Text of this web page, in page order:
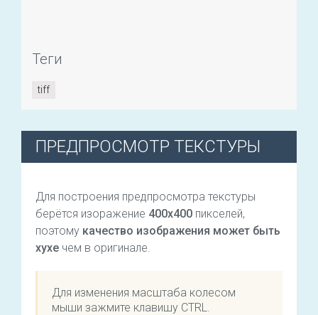
Теги
tiff
ПРЕДПРОСМОТР ТЕКСТУРЫ
Для построения предпросмотра текстуры
берётся изоражение 400х400 пикселей,
поэтому качество изображения может быть
хухе чем в оригинале.
Для изменения масштаба колесом
мыши зажмите клавишу CTRL.